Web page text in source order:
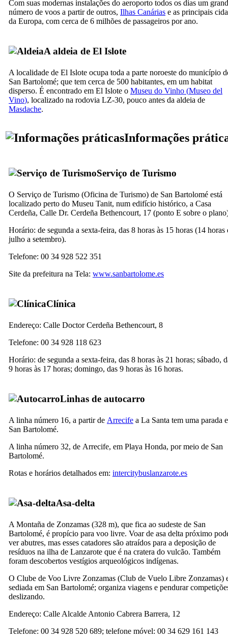
Com suas modernas instalações do aeroporto todos os dias um
número de voos a partir de outros, Ilhas Canárias e as principais
da Europa, com cerca de 6 milhões de passageiros por ano.
A aldeia de El Islote
A localidade de El Islote ocupa toda a parte noroeste do município
San Bartolomé; que tem cerca de 500 habitantes, em um habitat
disperso. É encontrado em El Islote o Museu do Vinho (Museo del
Vino), localizado na rodovia LZ-30, pouco antes da aldeia de
Masdache.
Informações
Serviço de Turismo
O Serviço de Turismo (Oficina de Turismo) de San Bartolomé está
localizado perto do Museu Tanit, num edifício histórico, a Casa
Cerdeña, Calle Dr. Cerdeña Bethencourt, 17 (ponto E sobre o
Horário: de segunda a sexta-feira, das 8 horas às 15 horas (14 horas
julho a setembro).
Telefone: 00 34 928 522 351
Site da prefeitura na Tela: www.sanbartolome.es
Clínica
Endereço: Calle Doctor Cerdeña Bethencourt, 8
Telefone: 00 34 928 118 623
Horário: de segunda a sexta-feira, das 8 horas às 21 horas; sábado,
9 horas às 17 horas; domingo, das 9 horas às 16 horas.
Linhas de autocarro
A linha número 16, a partir de Arrecife a La Santa tem uma parada
San Bartolomé.
A linha número 32, de Arrecife, em Playa Honda, por meio de San
Bartolomé.
Rotas e horários detalhados em: intercitybuslanzarote.es
Asa-delta
A Montaña de Zonzamas (328 m), que fica ao sudeste de San
Bartolomé, é propício para voo livre. Voar de asa delta próximo
ver abutres, mas esses catadores são atraídos para a deposição de
resíduos na ilha de Lanzarote que é na cratera do vulcão. Também
foram descobertos vestígios arqueológicos indígenas.
O Clube de Voo Livre Zonzamas (Club de Vuelo Libre Zonzamas)
sediada em San Bartolomé; organiza viagens e pendurar
deslizando.
Endereço: Calle Alcalde Antonio Cabrera Barrera, 12
Telefone: 00 34 928 520 689; telefone móvel: 00 34 629 161 143